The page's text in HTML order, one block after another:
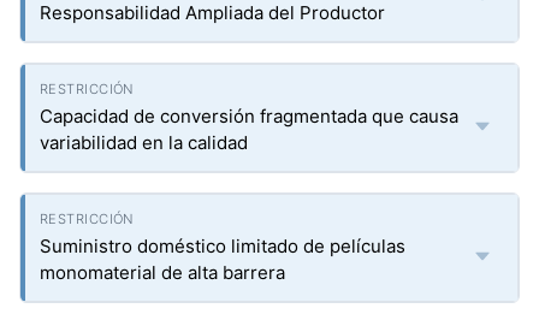
Responsabilidad Ampliada del Productor
Capacidad de conversión fragmentada que causa
variabilidad en la calidad
Suministro doméstico limitado de películas
monomaterial de alta barrera